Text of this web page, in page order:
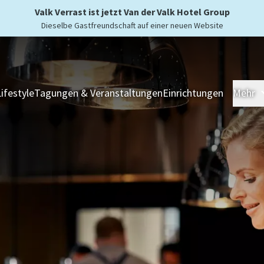
Valk Verrast ist jetzt Van der Valk Hotel Group
Dieselbe Gastfreundschaft auf einer neuen Website
Tagungen & VeranstaltungenEinrichtungen Mehr